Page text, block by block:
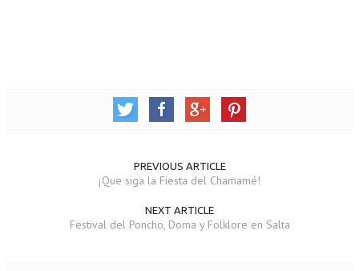
PREVIOUS ARTICLE
¡Que siga la Fiesta del Chamamé!
NEXT ARTICLE
Festival del Poncho, Doma y Folklore en Salta